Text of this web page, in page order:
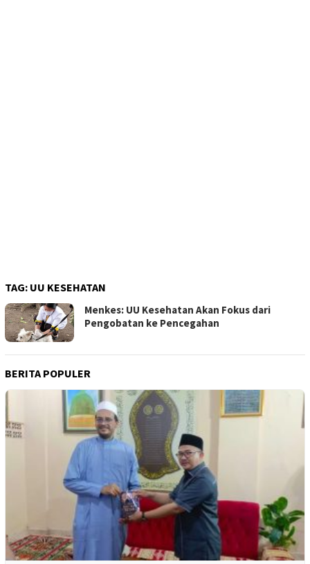
TAG: UU KESEHATAN
Menkes: UU Kesehatan Akan Fokus dari
Pengobatan ke Pencegahan
BERITA POPULER